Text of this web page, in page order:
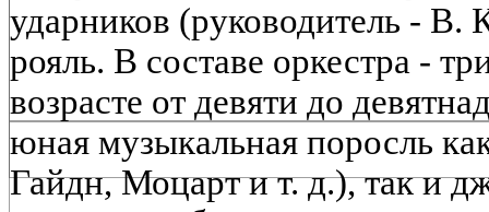
ударников (руководитель - В.
рояль. В составе оркестра -
возрасте от девяти до
юная музыкальная поросль
Гайдн, Моцарт и т. д.), так и